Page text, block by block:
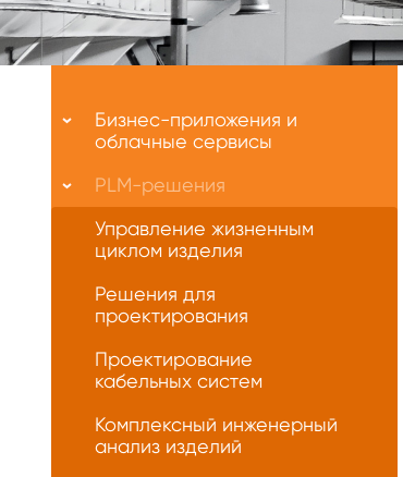
нас
Бизнес-приложения и
облачные сервисы
PLM-решения
Управление жизненным
циклом изделия
Решения для
проектирования
Проектирование
кабельных систем
Комплексный инженерный
анализ изделий